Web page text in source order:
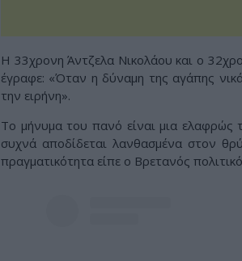
Η 33χρονη Άντζελα Νικολάου και ο
έγραφε: «Όταν η δύναμη της αγάπης
την ειρήνη».
Το μήνυμα του πανό είναι μια
συχνά αποδίδεται λανθασμένα στον
πραγματικότητα είπε ο Βρετανός